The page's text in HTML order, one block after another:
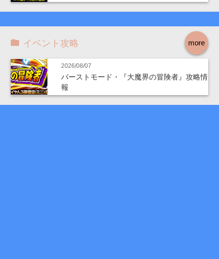
more
イベント攻略
2026/08/07
バーストモード・『大魔界の冒険者』攻略情
報